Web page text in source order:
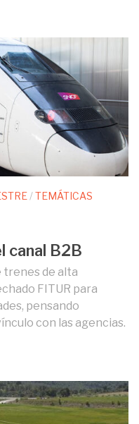
/TEMÁTICAS
canal B2B
trenes de alta
FITUR para
pensando
con las agencias.